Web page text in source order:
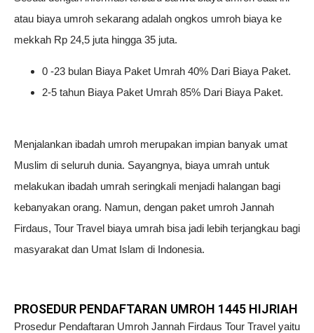
atau biaya umroh sekarang adalah ongkos umroh biaya ke
mekkah Rp 24,5 juta hingga 35 juta.
0 -23 bulan Biaya Paket Umrah 40% Dari Biaya Paket.
2-5 tahun Biaya Paket Umrah 85% Dari Biaya Paket.
Menjalankan ibadah umroh merupakan impian banyak umat
Muslim di seluruh dunia. Sayangnya, biaya umrah untuk
melakukan ibadah umrah seringkali menjadi halangan bagi
kebanyakan orang. Namun, dengan paket umroh Jannah
Firdaus, Tour Travel biaya umrah bisa jadi lebih terjangkau bagi
masyarakat dan Umat Islam di Indonesia.
PROSEDUR PENDAFTARAN UMROH 1445 HIJRIAH
Prosedur Pendaftaran Umroh Jannah Firdaus Tour Travel yaitu